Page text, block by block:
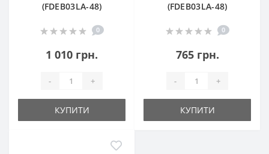
(FDEB03LA-48)
0
1 010 грн.
- +
КУПИТИ
(FDEB03LA-48)
0
765 грн.
- +
КУПИТИ